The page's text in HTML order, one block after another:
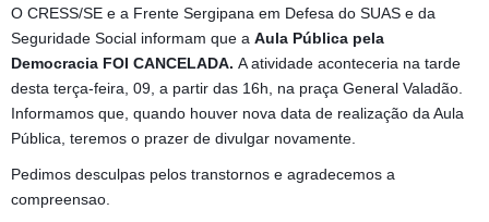
O CRESS/SE e a Frente Sergipana em Defesa do SUAS e da
Seguridade Social informam que a Aula Pública pela
Democracia FOI CANCELADA. A atividade aconteceria na tarde
desta terça-feira, 09, a partir das 16h, na praça General Valadão.
Informamos que, quando houver nova data de realização da Aula
Pública, teremos o prazer de divulgar novamente.
Pedimos desculpas pelos transtornos e agradecemos a
compreensao.